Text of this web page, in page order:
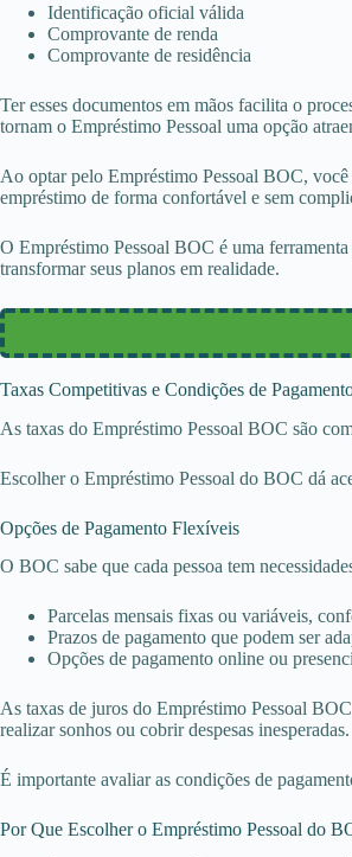
Identificação oficial válida
Comprovante de renda
Comprovante de residência
Ter esses documentos em mãos facilita o
tornam o Empréstimo Pessoal uma opção
Ao optar pelo Empréstimo Pessoal BOC, você
empréstimo de forma confortável e sem
O Empréstimo Pessoal BOC é uma
transformar seus planos em realidade.
Taxas Competitivas e Condições de
As taxas do Empréstimo Pessoal BOC são
Escolher o Empréstimo Pessoal do BOC dá
Opções de Pagamento Flexíveis
O BOC sabe que cada pessoa tem
Parcelas mensais fixas ou variáveis,
Prazos de pagamento que podem ser
Opções de pagamento online ou
As taxas de juros do Empréstimo Pessoal
realizar sonhos ou cobrir despesas inesperadas.
É importante avaliar as condições de
Por Que Escolher o Empréstimo Pessoal do